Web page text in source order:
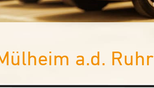
a.d. Ruhr